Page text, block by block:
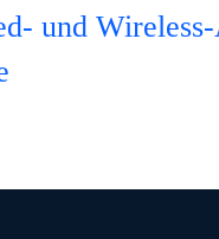
und